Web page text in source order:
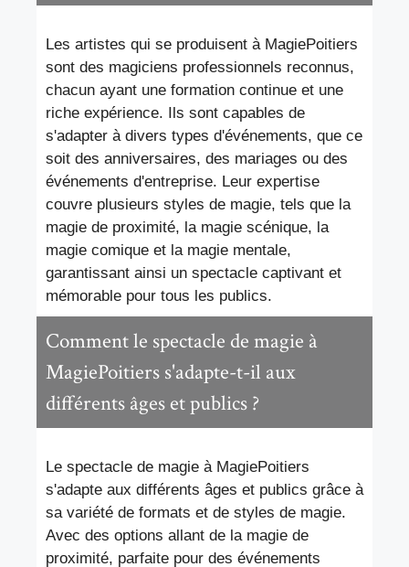
Les artistes qui se produisent à MagiePoitiers
sont des magiciens professionnels reconnus,
chacun ayant une formation continue et une
riche expérience. Ils sont capables de
s'adapter à divers types d'événements, que ce
soit des anniversaires, des mariages ou des
événements d'entreprise. Leur expertise
couvre plusieurs styles de magie, tels que la
magie de proximité, la magie scénique, la
magie comique et la magie mentale,
garantissant ainsi un spectacle captivant et
mémorable pour tous les publics.
Comment le spectacle de magie à
MagiePoitiers s'adapte-t-il aux
différents âges et publics ?
Le spectacle de magie à MagiePoitiers
s'adapte aux différents âges et publics grâce à
sa variété de formats et de styles de magie.
Avec des options allant de la magie de
proximité, parfaite pour des événements